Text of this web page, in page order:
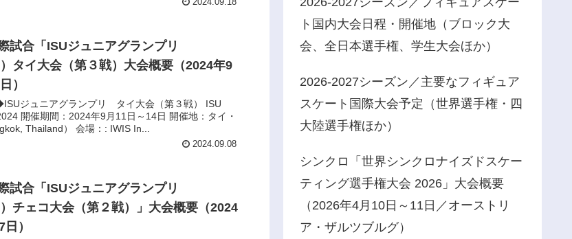
2024.09.18
試合「ISUジュニアグランプリ
タイ大会（第３戦）大会概要（2024年9
）
ジュニアグランプリ タイ大会（第３戦） ISU
開催期間：2024年9月11日～14日 開催地：タイ・
Thailand） 会場：: IWIS In...
2024.09.08
試合「ISUジュニアグランプリ
チェコ大会（第２戦）」大会概要（2024
）
ト国内大会日程・開催地（ブロック大
会、全日本選手権、学生大会ほか）
2026-2027シーズン／主要なフィギュア
スケート国際大会予定（世界選手権・四
大陸選手権ほか）
シンクロ「世界シンクロナイズドスケー
ティング選手権大会 2026」大会概要
（2026年4月10日～11日／オーストリ
ア・ザルツブルグ）